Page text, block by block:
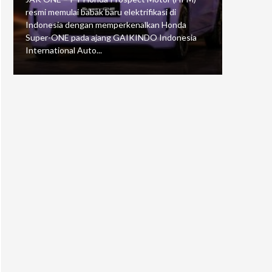
resmi memulai babak baru elektrifikasi di
Indonesia dengan memperkenalkan Honda
Super-ONE pada ajang GAIKINDO Indonesia
International Auto...